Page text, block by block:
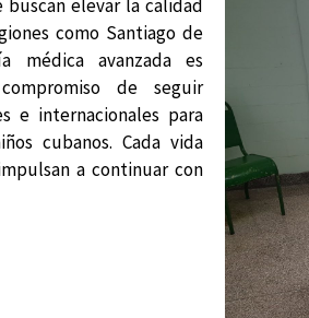
buscan elevar la calidad
como Santiago de
médica avanzada es
de seguir
e internacionales para
cubanos. Cada vida
a continuar con